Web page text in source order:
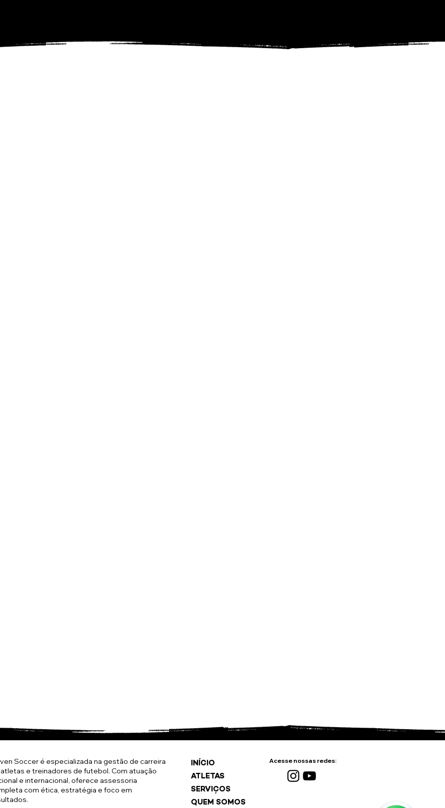
Soccer é especializada na gestão de carreira
e treinadores de futebol. Com atuação
e internacional, oferece assessoria
com ética, estratégia e foco em
INÍCIO
ATLETAS
SERVIÇOS
QUEM SOMOS
Acesse nossas redes: